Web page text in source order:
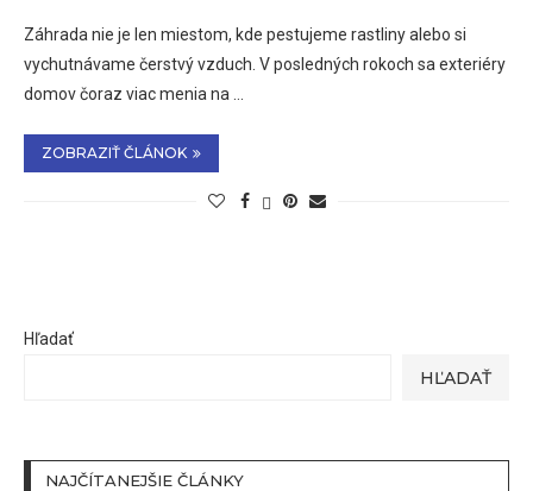
Záhrada nie je len miestom, kde pestujeme rastliny alebo si
vychutnávame čerstvý vzduch. V posledných rokoch sa exteriéry
domov čoraz viac menia na …
ZOBRAZIŤ ČLÁNOK
Hľadať
HĽADAŤ
NAJČÍTANEJŠIE ČLÁNKY